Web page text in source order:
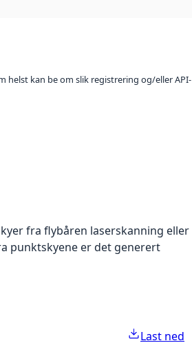
helst kan be om slik registrering og/eller API-
fra flybåren laserskanning eller
punktskyene er det generert
Last ned